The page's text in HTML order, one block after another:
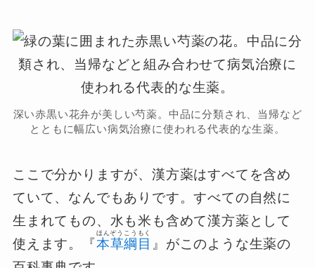
深い赤黒い花弁が美しい芍薬。中品に分類され、当帰など
とともに幅広い病気治療に使われる代表的な生薬。
ここで分かりますが、漢方薬はすべてを含め
ていて、なんでもありです。すべての自然に
生まれてもの、水も米も含めて漢方薬として
使えます。『本草綱目
ほんぞうこうもく
』がこのような生薬の